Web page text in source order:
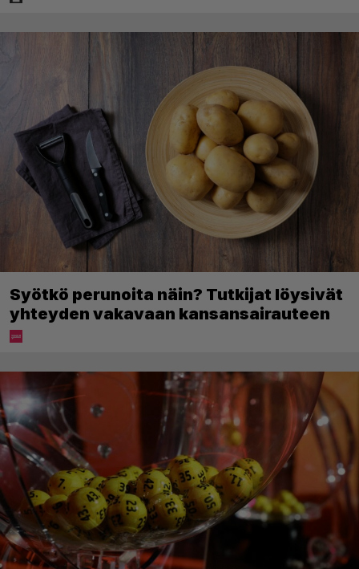
Syötkö perunoita näin? Tutkijat löysivät
yhteyden vakavaan kansansairauteen